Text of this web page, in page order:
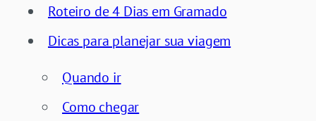
Roteiro de 4 Dias em Gramado
Dicas para planejar sua viagem
Quando ir
Como chegar